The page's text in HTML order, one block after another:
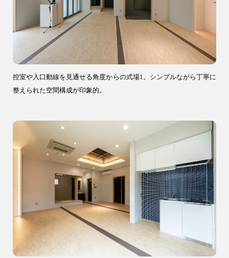
控室や入口動線を見通せる角度からの式場1。シンプルながら丁寧に
整えられた空間構成が印象的。
ブログ・コラム スタッフ紹介
リフォーム・
リノベーション